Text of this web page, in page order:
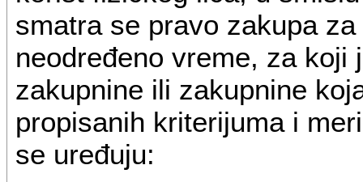
smatra se pravo zakupa
neodređeno vreme, za koji
zakupnine ili zakupnine
propisanih kriterijuma i
se uređuju: